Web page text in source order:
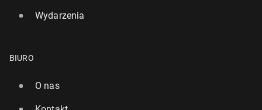
Wydarzenia
BIURO
O nas